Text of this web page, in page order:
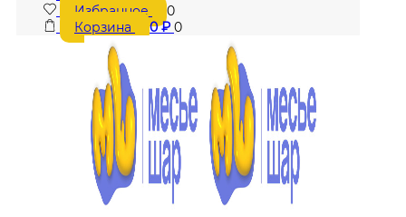
Избранное
0
Корзина
0₽ 0